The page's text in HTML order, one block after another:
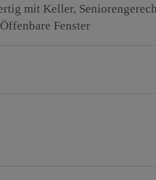
mit Keller
Öffenbare Fenster